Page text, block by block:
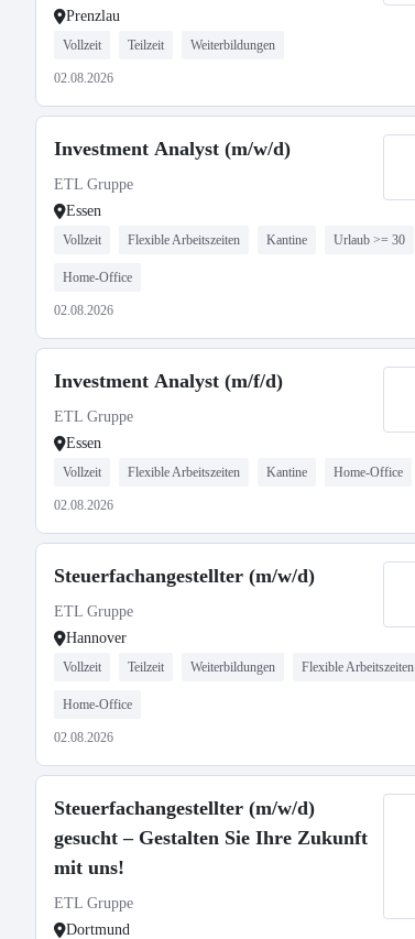
Prenzlau
Vollzeit Teilzeit Weiterbildungen
02.08.2026
Investment Analyst (m/w/d)
ETL Gruppe
Essen
Vollzeit Flexible Arbeitszeiten Kantine Urlaub >= 30
Home-Office
02.08.2026
Investment Analyst (m/f/d)
ETL Gruppe
Essen
Vollzeit Flexible Arbeitszeiten Kantine Home-Office
02.08.2026
Steuerfachangestellter (m/w/d)
ETL Gruppe
Hannover
Vollzeit Teilzeit Weiterbildungen Flexible Arbeitszeiten
Home-Office
02.08.2026
Steuerfachangestellter (m/w/d)
gesucht – Gestalten Sie Ihre Zukunft
mit uns!
ETL Gruppe
Dortmund